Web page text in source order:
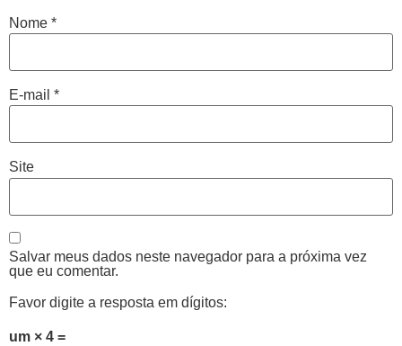
Nome *
E-mail *
Site
Salvar meus dados neste navegador para a próxima vez
que eu comentar.
Favor digite a resposta em dígitos:
um × 4 =